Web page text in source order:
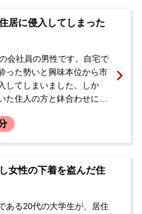
居に侵入してしまった
会社員の男性です。自宅で
った勢いと興味本位から市
してしまいました。しか
た住人の方と鉢合わせにな
官が臨場しているのを目撃
を覚えました。事件化を回
きないかと考え、当事務所
ました。
女性の下着を盗んだ住
ある20代の大学生が、居住